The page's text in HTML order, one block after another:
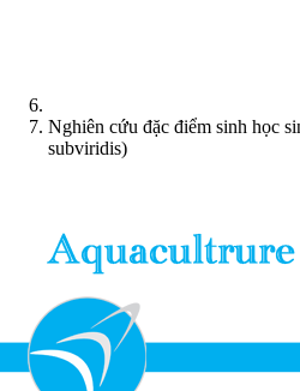
Nghiên cứu đặc điểm sinh học
subviridis)